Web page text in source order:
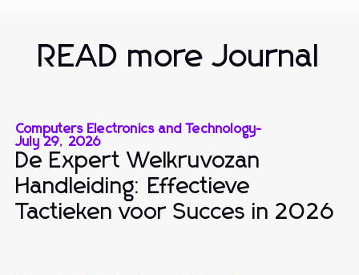
READ more Journal
Computers Electronics and Technology-
July 29, 2026
De Expert Welkruvozan
Handleiding: Effectieve
Tactieken voor Succes in 2026